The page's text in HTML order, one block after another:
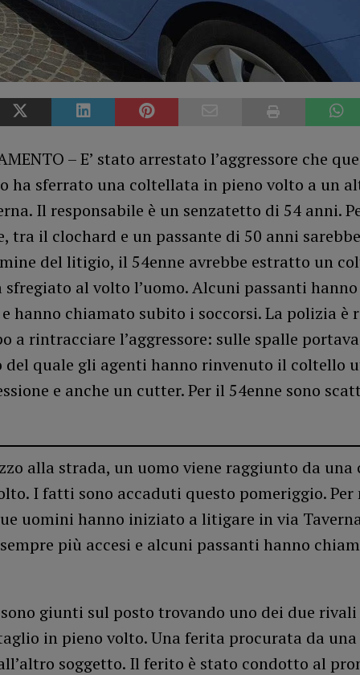
– E’ stato arrestato l’aggressore che
ha sferrato una coltellata in pieno volto a un
Il responsabile è un senzatetto di 54 anni.
tra il clochard e un passante di 50 anni
del litigio, il 54enne avrebbe estratto un
sfregiato al volto l’uomo. Alcuni passanti
hanno chiamato subito i soccorsi. La polizia è
a rintracciare l’aggressore: sulle spalle
del quale gli agenti hanno rinvenuto il coltello
e anche un cutter. Per il 54enne sono
alla strada, un uomo viene raggiunto da
I fatti sono accaduti questo pomeriggio.
uomini hanno iniziato a litigare in via
più accesi e alcuni passanti hanno
giunti sul posto trovando uno dei due
in pieno volto. Una ferita procurata da
soggetto. Il ferito è stato condotto al